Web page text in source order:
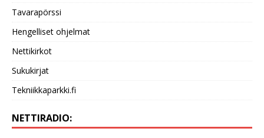
Tavarapörssi
Hengelliset ohjelmat
Nettikirkot
Sukukirjat
Tekniikkaparkki.fi
NETTIRADIO: